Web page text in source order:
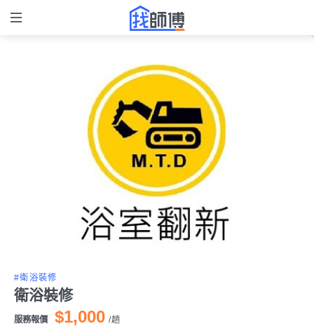
#衛浴裝修
衛浴裝修
服務報價 $1,000 /趟